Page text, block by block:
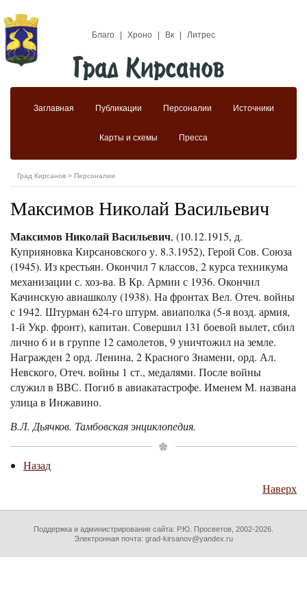
Благо Хроно Вк Литрес
Заглавная Публикации Персоналии Источники
Карты и схемы Пресса
Град Кирсанов > Персоналии
Максимов Николай Васильевич
Максимов Николай Васильевич, (10.12.1915, д.
Куприяновка Кирсановского у. 8.3.1952), Герой Сов. Союза
(1945). Из крестьян. Окончил 7 классов, 2 курса техникума
механизации с. хоз-ва. В Кр. Армии с 1936. Окончил
Качинскую авиашколу (1938). На фронтах Вел. Отеч. войны
с 1942. Штурман 624-го штурм. авиаполка (5-я возд. армия,
1-й Укр. фронт), капитан. Совершил 131 боевой вылет, сбил
лично 6 и в группе 12 самолетов, 9 уничтожил на земле.
Награжден 2 орд. Ленина, 2 Красного Знамени, орд. Ал.
Невского, Отеч. войны 1 ст., медалями. После войны
служил в ВВС. Погиб в авиакатастрофе. Именем М. названа
улица в Инжавино.
В.Л. Дьячков. Тамбовская энциклопедия.
Назад
Наверх
Поддержка и администрирование сайта: Р.Ю. Просветов , 2002-2026.
Электронная почта: grad-kirsanov@yandex.ru